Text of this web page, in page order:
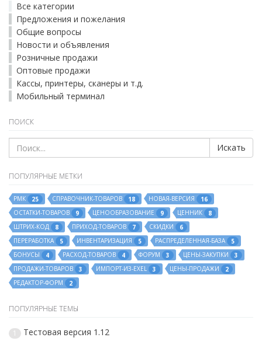
Все категории
Предложения и пожелания
Общие вопросы
Новости и объявления
Розничные продажи
Оптовые продажи
Кассы, принтеры, сканеры и т.д.
Мобильный терминал
ПОИСК
Искать
ПОПУЛЯРНЫЕ МЕТКИ
РМК 25 СПРАВОЧНИК-ТОВАРОВ 18 НОВАЯ-ВЕРСИЯ
16
ОСТАТКИ-ТОВАРОВ
9 ЦЕНООБРАЗОВАНИЕ 9 ЦЕННИК
8
ШТРИХ-КОД
8 ПРИХОД-ТОВАРОВ 7 СКИДКИ
6
ПЕРЕРАБОТКА
5 ИНВЕНТАРИЗАЦИЯ 5 РАСПРЕДЕЛЕННАЯ-БАЗА
5
БОНУСЫ
4 РАСХОД-ТОВАРОВ 4 ФОРУМ 3 ЦЕНЫ-ЗАКУПКИ
3
ПРОДАЖИ-ТОВАРОВ
3 ИМПОРТ-ИЗ-EXEL 3 ЦЕНЫ-ПРОДАЖИ
2
РЕДАКТОР-ФОРМ
2
ПОПУЛЯРНЫЕ ТЕМЫ
1 Тестовая версия 1.12